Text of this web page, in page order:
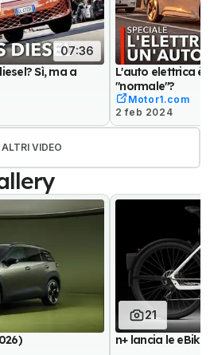
07:36
Sì, ma a
L'auto elettrica è
"normale"?
Motor1.com
2 feb 2024
ALTRI VIDEO
21
n+ lancia le